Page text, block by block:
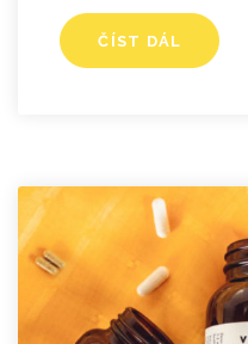
ČÍST DÁL